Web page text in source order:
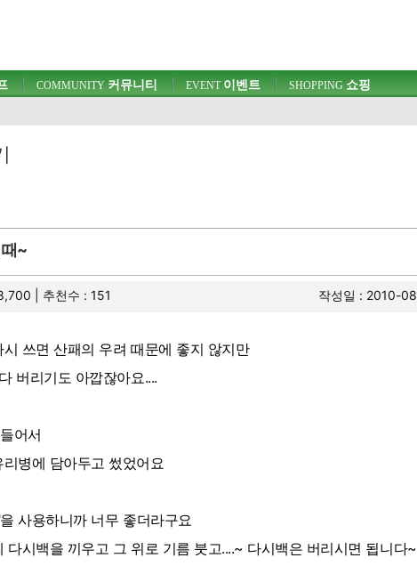
COMMUNITY 커뮤니티 EVENT이벤트 SHOPPING 쇼핑
~
| 추천수 :151 작성일 : 2010-
쓰면 산패의 우려 때문에 좋지 않지만
버리기도 아깝잖아요....
어서
병에 담아두고 썼었어요
사용하니까 너무 좋더라구요
다시백을 끼우고 그 위로 기름 붓고....~ 다시백은 버리시면 됩니다~